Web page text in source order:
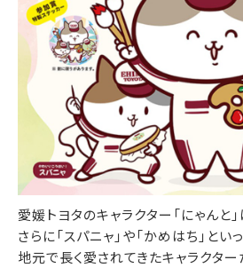
愛媛トヨタのキャラクター「にゃんと
さらに「スパニャ」や「かめはち」とい
地元で長く愛されてきたキャラクタ